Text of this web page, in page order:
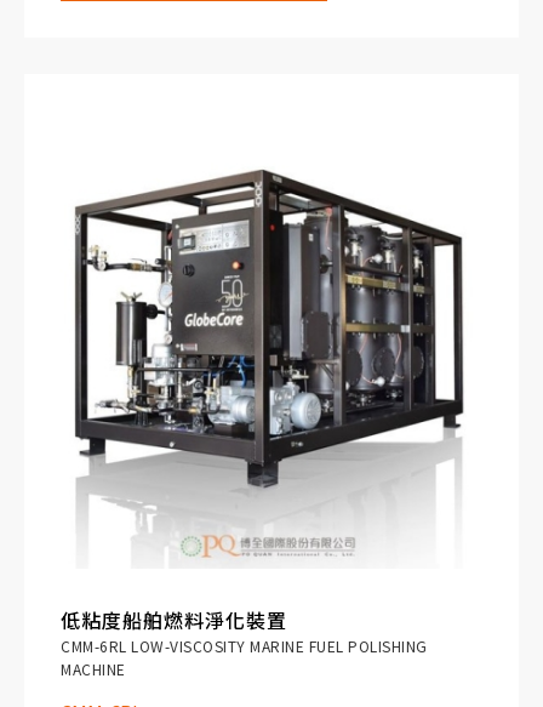
低粘度船舶燃料淨化裝置
CMM-6RL LOW-VISCOSITY MARINE FUEL POLISHING
MACHINE